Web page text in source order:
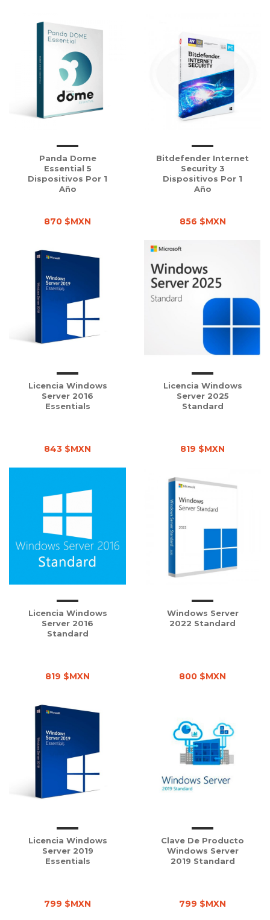
Panda Dome
Essential 5
Dispositivos Por 1
Año
870 $MXN
Bitdefender Internet
Security 3
Dispositivos Por 1
Año
856 $MXN
Licencia Windows
Server 2016
Essentials
843 $MXN
Licencia Windows
Server 2025
Standard
819 $MXN
Licencia Windows
Server 2016
Standard
819 $MXN
Windows Server
2022 Standard
800 $MXN
Licencia Windows
Server 2019
Essentials
799 $MXN
Clave De Producto
Windows Server
2019 Standard
799 $MXN